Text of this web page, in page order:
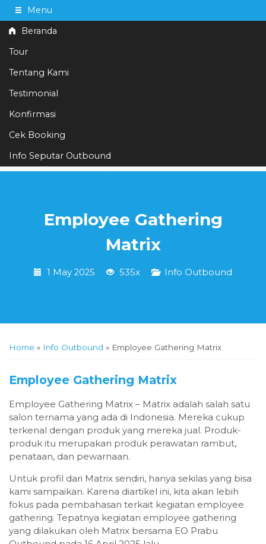
Menu
Beranda
Tour
Tentang Kami
Testimonial
Konfirmasi
Cek Booking
Info Seputar Outbound
Merdeka Mari Kita Mulai Wisata Outbound Paket Paling Hemat Di
Employee Gathering
Matrix
1 May 2025 535x Info Outbound
Home » Info Outbound » Employee Gathering Matrix
Employee Gathering Matrix
Employee Gathering Matrix – Matrix adalah salah satu
salon ternama yang ada di Indonesia. Mereka cukup
terkenal dengan produk yang mereka jual. Produk-
produk itu merupakan produk perawatan rambut,
penataan, dan pewarnaan.
Untuk profil dari Matrix sendiri, hanya sekilas yang bisa
kami sampaikan. Karena diartikel ini, kita akan lebih
fokus pada pembahasan terkait kegiatan employee
gathering. Tepatnya kegiatan employee gathering
yang dilakukan oleh Matrix bersama EO Prabu